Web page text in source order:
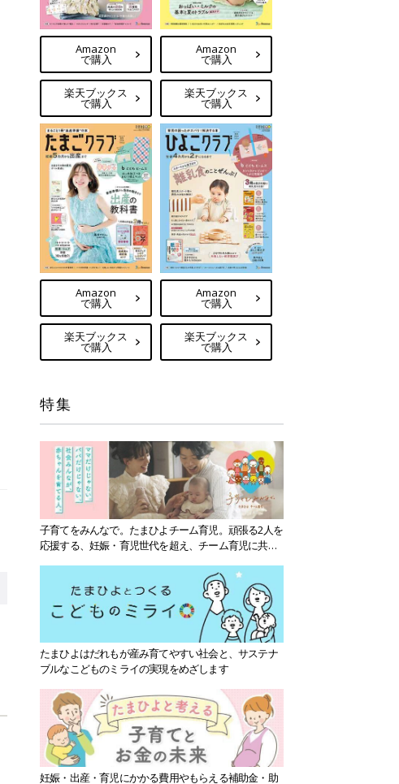
Amazon
で購入
楽天ブックス
で購入
Amazon
で購入
楽天ブックス
で購入
Amazon
で購入
楽天ブックス
で購入
Amazon
で購入
楽天ブックス
で購入
特集
子育てをみんなで。たまひよチーム育児。頑張る2人を
応援する、妊娠・育児世代を超え、チーム育児に共感
たまひよはだれもが産み育てやすい社会と、サステナ
ブルなこどものミライの実現をめざします
妊娠・出産・育児にかかる費用やもらえる補助金・助